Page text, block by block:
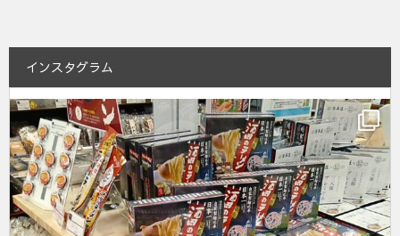
インスタグラム